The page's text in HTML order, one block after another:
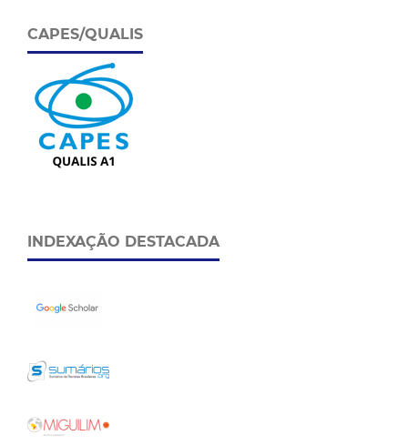
CAPES/QUALIS
INDEXAÇÃO DESTACADA